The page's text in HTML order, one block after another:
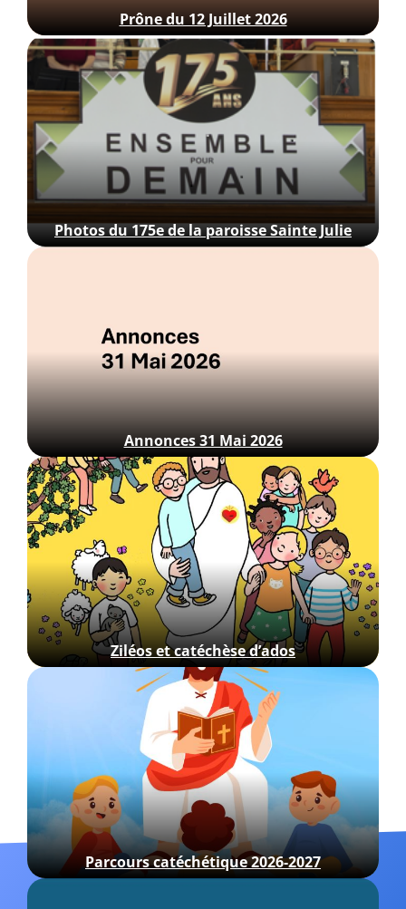
Prône du 12 Juillet 2026
Photos du 175e de la paroisse Sainte Julie
Annonces 31 Mai 2026
Ziléos et catéchèse d’ados
Parcours catéchétique 2026-2027